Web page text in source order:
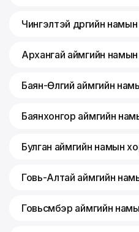
Чингэлтэй дүүргийн
Архангай аймгийн
Баян-Өлгий аймгийн
Баянхонгор аймгийн
Булган аймгийн намын
Говь-Алтай аймгийн
Говьсүмбэр аймгийн